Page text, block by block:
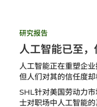
研究报告
人工智能已至，
人工智能正在重塑企
但人们对其的信任度却
SHL针对美国劳动力
士对职场中人工智能的